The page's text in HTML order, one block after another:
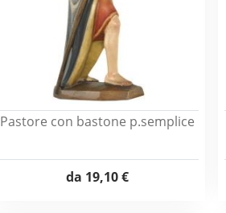
Pastore con bastone p.semplice
da 19,10 €